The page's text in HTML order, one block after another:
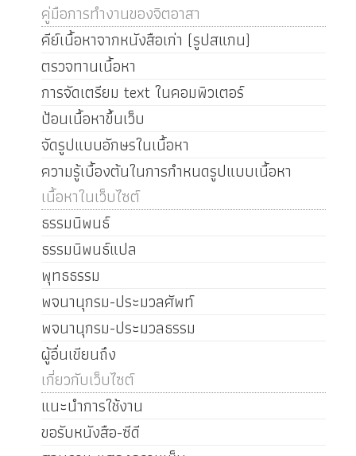
คู่มือการทำงานของจิตอาสา
คีย์เนื้อหาจากหนังสือเก่า (รูปสแกน)
ตรวจทานเนื้อหา
การจัดเตรียม text ในคอมพิวเตอร์
ป้อนเนื้อหาขึ้นเว็บ
จัดรูปแบบอักษรในเนื้อหา
ความรู้เบื้องต้นในการกำหนดรูปแบบเนื้อหา
เนื้อหาในเว็บไซต์
ธรรมนิพนธ์
ธรรมนิพนธ์แปล
พุทธธรรม
พจนานุกรม-ประมวลศัพท์
พจนานุกรม-ประมวลธรรม
ผู้อื่นเขียนถึง
เกี่ยวกับเว็บไซต์
แนะนำการใช้งาน
ขอรับหนังสือ-ซีดี